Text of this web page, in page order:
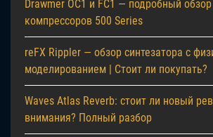
Drawmer OC1 и FC1 — подробный
компрессоров 500 Series
reFX Rippler — обзор синтезатора с
моделированием | Стоит ли покупать?
Waves Atlas Reverb: стоит ли новый
внимания? Полный разбор